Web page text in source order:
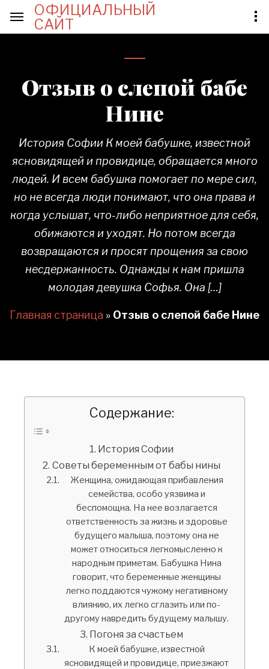
ОФИЦИАЛЬНЫЙ
САЙТ
Отзыв о слепой бабе
Нине
История Софии К моей бабушке, известной
ясновидящей и провидице, обращается много
людей. И всем бабушка помогает по мере сил,
но не всегда люди понимают, что она права и
когда услышат, что-либо неприятное для себя,
обижаются и уходят. Но потом всегда
возвращаются и просят прощения за свою
несдержанность. Однажды к нам пришла
молодая девушка Софья. Она […]
Главная страница » Отзыв о слепой бабе Нине
Содержание:
История Софии
Советы беременным от бабы нины
Женщина, ожидающая прибавления
семейства, особо уязвима и
беспомощна. На нее возлагается
ответственность за жизнь и здоровье
будущего малыша, поэтому она не
может относиться легкомысленно к
народным приметам. Бабушка Нина
говорит, что беременные женщины
легко поддаются чужому негативному
влиянию, их легко сглазить или по-
другому навредить будущему малышу.
Погоня за счастьем
К моей бабушке, известной
ясновидящей и провидице, приезжают